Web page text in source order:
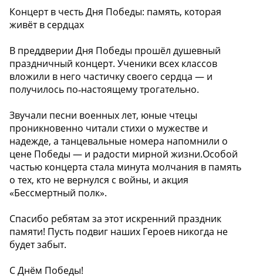
️Концерт в честь Дня Победы: память, которая
живёт в сердцах
В преддверии Дня Победы прошёл душевный
праздничный концерт. Ученики всех классов
вложили в него частичку своего сердца — и
получилось по‑настоящему трогательно.
Звучали песни военных лет, юные чтецы
проникновенно читали стихи о мужестве и
надежде, а танцевальные номера напомнили о
цене Победы — и радости мирной жизни.Особой
частью концерта стала минута молчания в память
о тех, кто не вернулся с войны, и акция
«Бессмертный полк».
Спасибо ребятам за этот искренний праздник
памяти! Пусть подвиг наших Героев никогда не
будет забыт.
С Днём Победы!